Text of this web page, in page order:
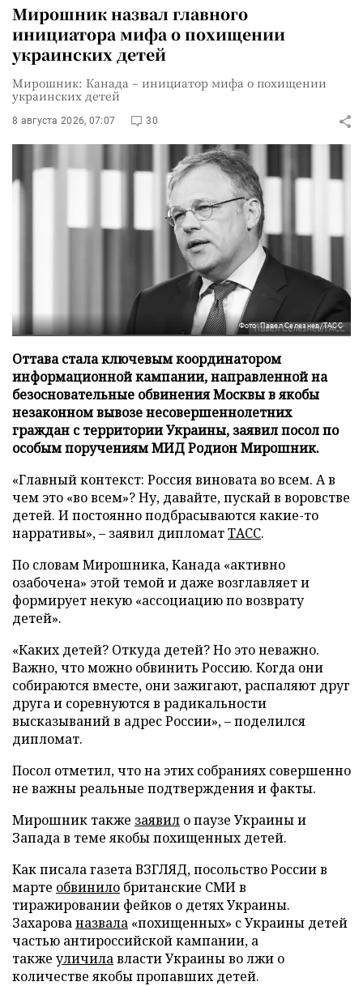
Мирошник назвал главного
инициатора мифа о похищении
украинских детей
Мирошник: Канада – инициатор мифа о похищении
украинских детей
8 августа 2026, 07:07 30
Фото: Павел Селезнев/ТАСС
Оттава стала ключевым координатором
информационной кампании, направленной на
безосновательные обвинения Москвы в якобы
незаконном вывозе несовершеннолетних
граждан с территории Украины, заявил посол по
особым поручениям МИД Родион Мирошник.
«Главный контекст: Россия виновата во всем. А в
чем это «во всем»? Ну, давайте, пускай в воровстве
детей. И постоянно подбрасываются какие-то
нарративы», – заявил дипломатТАСС.
По словам Мирошника, Канада «активно
озабочена» этой темой и даже возглавляет и
формирует некую «ассоциацию по возврату
детей».
«Каких детей? Откуда детей? Но это неважно.
Важно, что можно обвинить Россию. Когда они
собираются вместе, они зажигают, распаляют друг
друга и соревнуются в радикальности
высказываний в адрес России», – поделился
дипломат.
Посол отметил, что на этих собраниях совершенно
не важны реальные подтверждения и факты.
Мирошник также заявил о паузе Украины и
Запада в теме якобы похищенных детей.
Как писала газета ВЗГЛЯД, посольство России в
марте обвинило британские СМИ в
тиражировании фейков о детях Украины.
Захарованазвала «похищенных» с Украины детей
частью антироссийской кампании, а
также уличилавласти Украины во лжи о
количестве якобы пропавших детей.